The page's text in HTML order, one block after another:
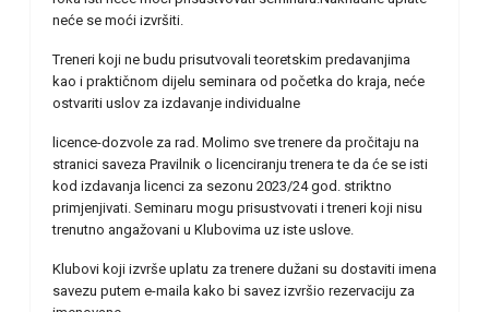
neće se moći izvršiti.
Treneri koji ne budu prisutvovali teoretskim predavanjima
kao i praktičnom dijelu seminara od početka do kraja, neće
ostvariti uslov za izdavanje individualne
licence-dozvole za rad. Molimo sve trenere da pročitaju na
stranici saveza Pravilnik o licenciranju trenera te da će se isti
kod izdavanja licenci za sezonu 2023/24 god. striktno
primjenjivati. Seminaru mogu prisustvovati i treneri koji nisu
trenutno angažovani u Klubovima uz iste uslove.
Klubovi koji izvrše uplatu za trenere dužani su dostaviti imena
savezu putem e-maila kako bi savez izvršio rezervaciju za